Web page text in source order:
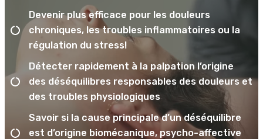
Devenir plus efficace pour les douleurs
chroniques, les troubles inflammatoires ou la
régulation du stress!
Détecter rapidement à la palpation l’origine
des déséquilibres responsables des douleurs et
des troubles physiologiques
Savoir si la cause principale d’un déséquilibre
est d’origine biomécanique, psycho-affective